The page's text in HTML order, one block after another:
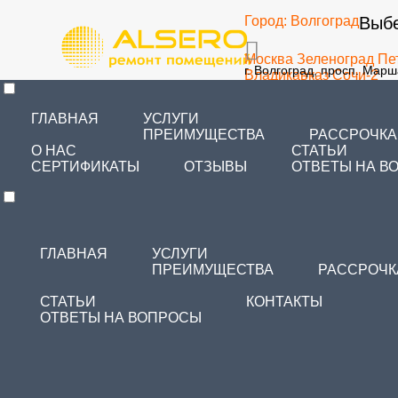
Город: Волгоград
Москва Зеленоград
Владикавказ Сочи-2
г. Волгоград, просп.
57
ГЛАВНАЯ
УСЛУГИ
ПРЕИМУЩЕСТВА
РАССРОЧКА
О НАС
СЕРТИФИКАТЫ
ОТЗЫВЫ
СТАТЬИ
ОТВЕТЫ НА
ГЛАВНАЯ
УСЛУГИ
ПРЕИМУЩЕСТВА
СТАТЬИ
ОТВЕТЫ НА ВОПРОСЫ
КОНТАКТЫ